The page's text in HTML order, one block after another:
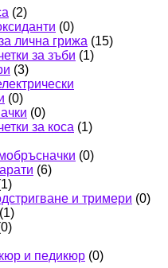
(2)
(0)
лична грижа (15)
за зъби (1)
(3)
(0)
(0)
за коса (1)
(0)
(6)
и тримери (0)
(1)
и педикюр (0)